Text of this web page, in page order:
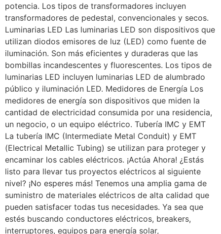
potencia. Los tipos de transformadores incluyen
transformadores de pedestal, convencionales y secos.
Luminarias LED Las luminarias LED son dispositivos que
utilizan diodos emisores de luz (LED) como fuente de
iluminación. Son más eficientes y duraderas que las
bombillas incandescentes y fluorescentes. Los tipos de
luminarias LED incluyen luminarias LED de alumbrado
público y iluminación LED. Medidores de Energía Los
medidores de energía son dispositivos que miden la
cantidad de electricidad consumida por una residencia,
un negocio, o un equipo eléctrico. Tubería IMC y EMT
La tubería IMC (Intermediate Metal Conduit) y EMT
(Electrical Metallic Tubing) se utilizan para proteger y
encaminar los cables eléctricos. ¡Actúa Ahora! ¿Estás
listo para llevar tus proyectos eléctricos al siguiente
nivel? ¡No esperes más! Tenemos una amplia gama de
suministro de materiales eléctricos de alta calidad que
pueden satisfacer todas tus necesidades. Ya sea que
estés buscando conductores eléctricos, breakers,
interruptores, equipos para energía solar,